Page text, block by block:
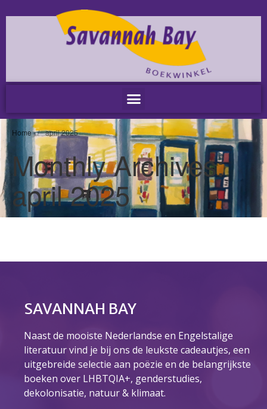
Home
Nieuws
Nieuws
Nieuwsbrieven
Podcast
Agenda
Summer Stories 2026
Zakelijk
Algemeen
Verkoop op locatie
Voor Medewerkers en Relaties
Verhuur
Stories of Belonging
Vacatures
Steun ons
Home / april 2025
Monthly Archives:
april 2025
SAVANNAH BAY
Naast de mooiste Nederlandse en Engelstalige
literatuur vind je bij ons de leukste cadeautjes, een
uitgebreide selectie aan poëzie en de belangrijkste
boeken over LHBTQIA+, genderstudies,
dekolonisatie, natuur & klimaat.